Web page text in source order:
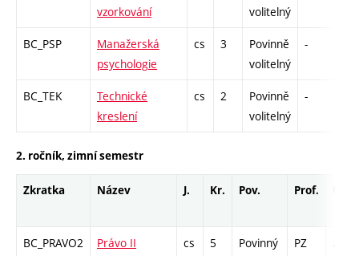
vzorkování volitelný
BC_PSP
Manažerská
psychologie
cs 3
Povinně
volitelný
-
BC_TEK
Technické
kreslení
cs 2
Povinně
volitelný
-
2. ročník, zimní semestr
Zkratka Název J. Kr. Pov. Prof.
BC_PRAVO2 Právo II cs 5 Povinný PZ